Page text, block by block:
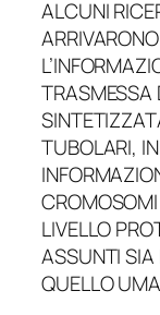
ALCUNI
TRASMESSA
TUBOLARI,
LIVELLO
ASSUNTI SIA
QUELLO